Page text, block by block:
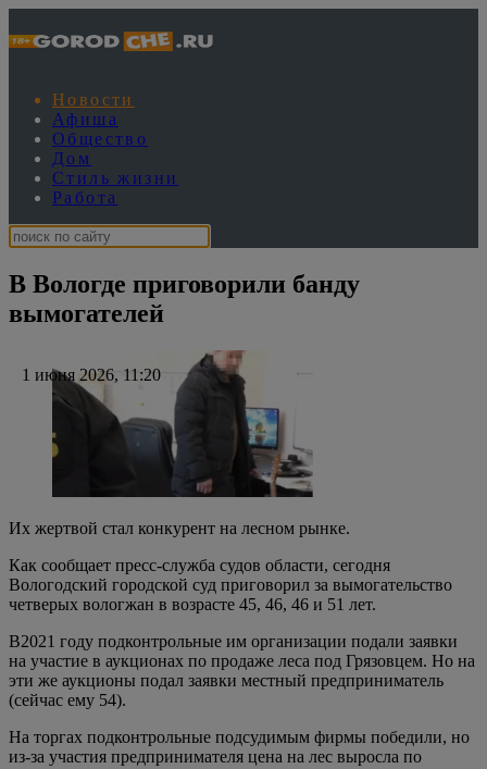
Новости
Афиша
Общество
Дом
Стиль жизни
Работа
В Вологде приговорили банду
вымогателей
1 июня 2026, 11:20
Их жертвой стал конкурент на лесном рынке.
Как сообщает пресс-служба судов области, сегодня
Вологодский городской суд приговорил за вымогательство
четверых вологжан в возрасте 45, 46, 46 и 51 лет.
В2021 году подконтрольные им организации подали заявки
на участие в аукционах по продаже леса под Грязовцем. Но на
эти же аукционы подал заявки местный предприниматель
(сейчас ему 54).
На торгах подконтрольные подсудимым фирмы победили, но
из-за участия предпринимателя цена на лес выросла по